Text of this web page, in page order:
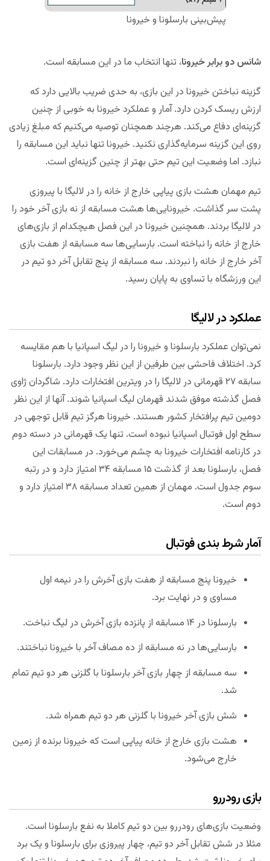
پیش‌بینی بارسلونا و خیرونا
شانس دو برابر خیرونا، تنها انتخاب ما در این مسابقه است.
گزینه نباختن خیرونا در این بازی، به حدی ضریب بالایی دارد که
ارزش ریسک کردن دارد. آمار و عملکرد خیرونا به خوبی از چنین
گزینه‌ای دفاع می‌کند. هرچند همچنان توصیه می‌کنیم که مبلغ زیادی
روی این گزینه سرمایه‌گذاری نکنید. خیرونا تنها نباید این مسابقه را
نبازد. اما وضعیت این تیم حتی بهتر از چنین گزینه‌ای است.
تیم مهمان هشت بازی پیاپی خارج از خانه را در لالیگا با پیروزی
پشت سر گذاشت. خیرونایی‌ها هشت مسابقه از نه بازی آخر خود را
در لالیگا بردند. همچنین خیرونا در این فصل هیچکدام از بازی‌های
خارج از خانه را نباخته است. بارسایی‌ها سه مسابقه از هفت بازی
آخر خارج از خانه را نبردند. سه مسابقه از پنج تقابل آخر دو تیم در
این ورزشگاه با تساوی به پایان رسید.
عملکرد در لالیگا
نمی‌توان عملکرد بارسلونا و خیرونا را در لیگ اسپانیا با هم مقایسه
کرد. اختلاف فاحشی بین طرفین از این نظر وجود دارد. بارسلونا
سابقه ۲۷ قهرمانی در لالیگا را در ویترین افتخارات دارد. شاگردان ژاوی
فصل گذشته موفق شدند قهرمان لیگ اسپانیا شوند. آنها از این نظر
دومین تیم پرافتخار کشور هستند. خیرونا هرگز تیم قابل توجهی در
سطح اول فوتبال اسپانیا نبوده است. تنها یک قهرمانی در دسته دوم
در کارنامه افتخارات خیرونا به چشم می‌خورد. در مسابقات این
فصل، بارسلونا بعد از گذشت ۱۵ مسابقه ۳۴ امتیاز دارد و در رتبه
سوم جدول است. مهمان از همین تعداد مسابقه ۳۸ امتیاز دارد و
دوم است.
آمار شرط بندی فوتبال
خیرونا پنج مسابقه از هفت بازی آخرش را در نیمه اول
مساوی و در نهایت برد.
بارسلونا در ۱۴ مسابقه از پانزده بازی آخرش در لیگ نباخت.
بارسایی‌ها در نه مسابقه از ده مصاف آخر با خیرونا نباختند.
سه مسابقه از چهار بازی آخر بارسلونا با گلزنی هر دو تیم تمام
شد.
شش بازی آخر خیرونا با گلزنی هر دو تیم همراه شد.
هشت بازی خارج از خانه پیاپی است که خیرونا برنده از زمین
خارج می‌شود.
بازی رودررو
وضعیت بازی‌های رودررو بین دو تیم کاملا به نفع بارسلونا است.
مثلا در شش تقابل آخر دو تیم، چهار پیروزی برای بارسلونا و یک برد